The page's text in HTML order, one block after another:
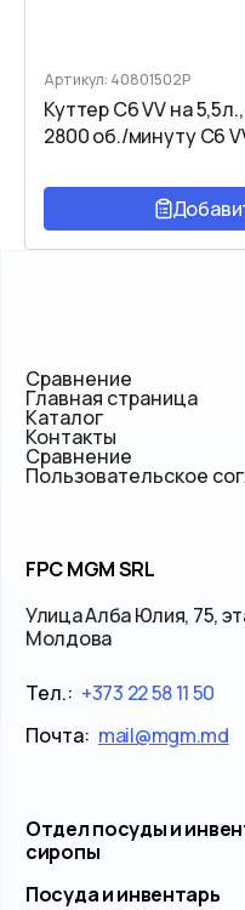
Артикул: 40801502P
Куттер C6 VV на
2800 об./минуту C6
Сравнение
Главная страница
Каталог
Контакты
Сравнение
Пользовательское
FPC MGM SRL
Улица Алба Юлия, 75,
Молдова
Тел.: +373 22 58 11 50
Почта: mail@mgm.md
Отдел посуды и
сиропы
Посуда и инвентарь